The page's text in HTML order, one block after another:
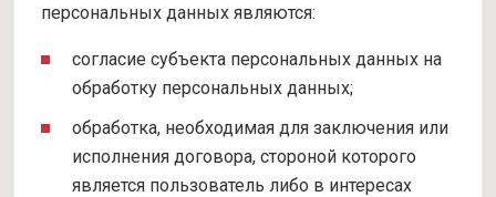
персональных данных являются:
согласие субъекта персональных данных на
обработку персональных данных;
обработка, необходимая для заключения или
исполнения договора, стороной которого
является пользователь либо в интересах